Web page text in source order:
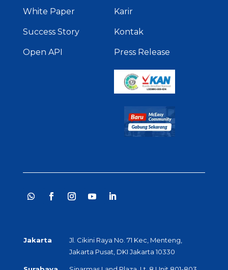
White Paper
Success Story
Open API
Karir
Kontak
Press Release
Jakarta
Jl. Cikini Raya No. 71 Kec, Menteng,
Jakarta Pusat, DKI Jakarta 10330